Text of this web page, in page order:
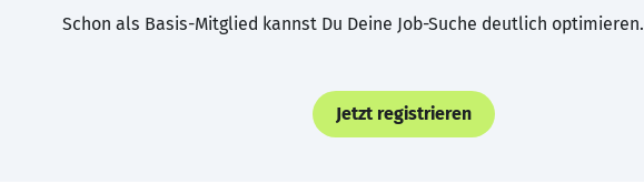
Schon als Basis-Mitglied kannst Du Deine Job-Suche deutlich optimieren.
Jetzt registrieren